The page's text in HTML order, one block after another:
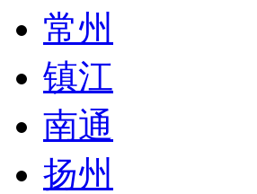
常州
镇江
南通
扬州